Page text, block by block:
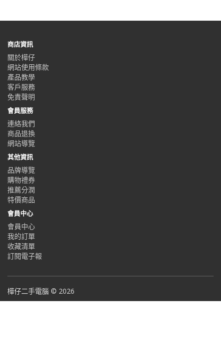
商店資訊
關於樺仔
網站使用條款
產品教學
客戶服務
免責聲明
會員服務
連絡我們
商品退換
網站導覽
其他資訊
品牌導覽
購物禮券
推薦分潤
特價商品
會員中心
會員中心
我的訂單
收藏清單
訂閱電子報
樺仔二手電腦 © 2026